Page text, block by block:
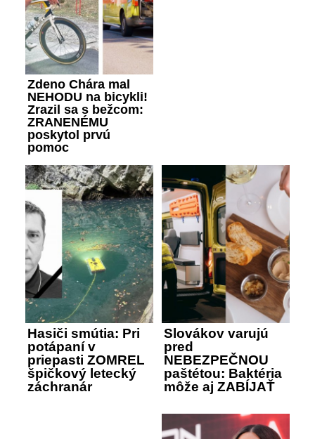
Zdeno Chára mal
NEHODU na bicykli!
Zrazil sa s bežcom:
ZRANENÉMU
poskytol prvú
pomoc
Hasiči smútia: Pri
potápaní v
priepasti ZOMREL
špičkový letecký
záchranár
Slovákov varujú
pred
NEBEZPEČNOU
paštétou: Baktéria
môže aj ZABÍJAŤ